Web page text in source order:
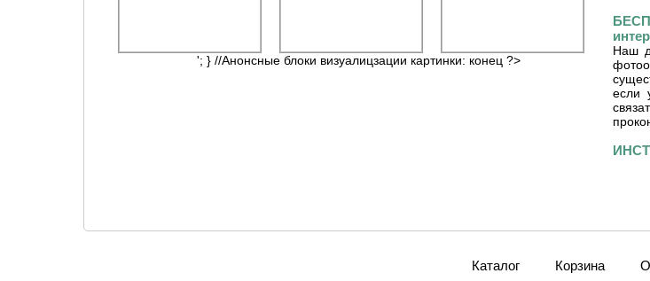
'; } //Анонсные блоки визуалицзации картинки: конец ?>
Наш
если
Каталог Корзина